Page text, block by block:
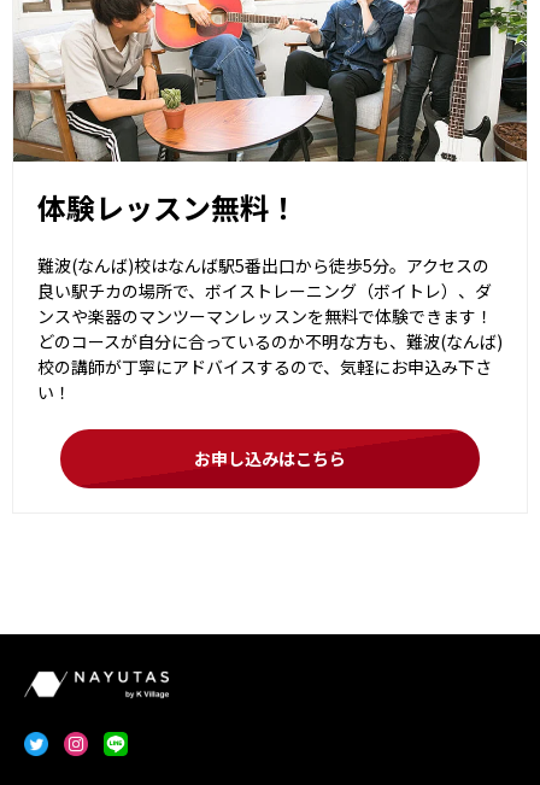
体験レッスン無料！
難波(なんば)校はなんば駅5番出口から徒歩5分。アクセスの
良い駅チカの場所で、ボイストレーニング（ボイトレ）、ダ
ンスや楽器のマンツーマンレッスンを無料で体験できます！
どのコースが自分に合っているのか不明な方も、難波(なんば)
校の講師が丁寧にアドバイスするので、気軽にお申込み下さ
い！
お申し込みはこちら